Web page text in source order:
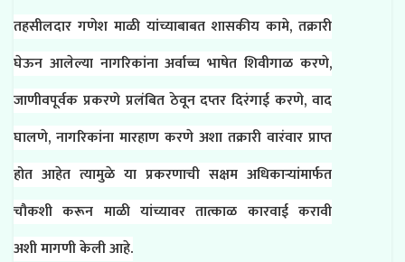
तहसीलदार गणेश माळी यांच्याबाबत शासकीय कामे, तक्रारी
घेऊन आलेल्या नागरिकांना अर्वाच्च भाषेत शिवीगाळ करणे,
जाणीवपूर्वक प्रकरणे प्रलंबित ठेवून दप्तर दिरंगाई करणे, वाद
घालणे, नागरिकांना मारहाण करणे अशा तक्रारी वारंवार प्राप्त
होत आहेत त्यामुळे या प्रकरणाची सक्षम अधिकाऱ्यांमार्फत
चौकशी करून माळी यांच्यावर तात्काळ कारवाई करावी
अशीमागणी केली आहे.